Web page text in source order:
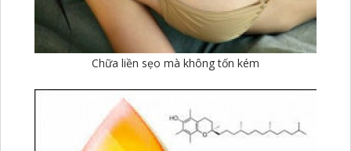
Chữa liền sẹo mà không tốn kém